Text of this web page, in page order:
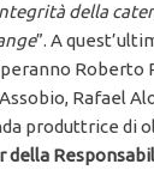
della
”. A
Roberto
Rafael
produttrice di
della